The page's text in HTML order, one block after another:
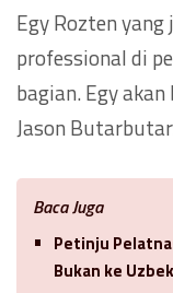
Egy Rozten
professional di
bagian. Egy
Jason
Baca Juga
Petinju
Bukan ke